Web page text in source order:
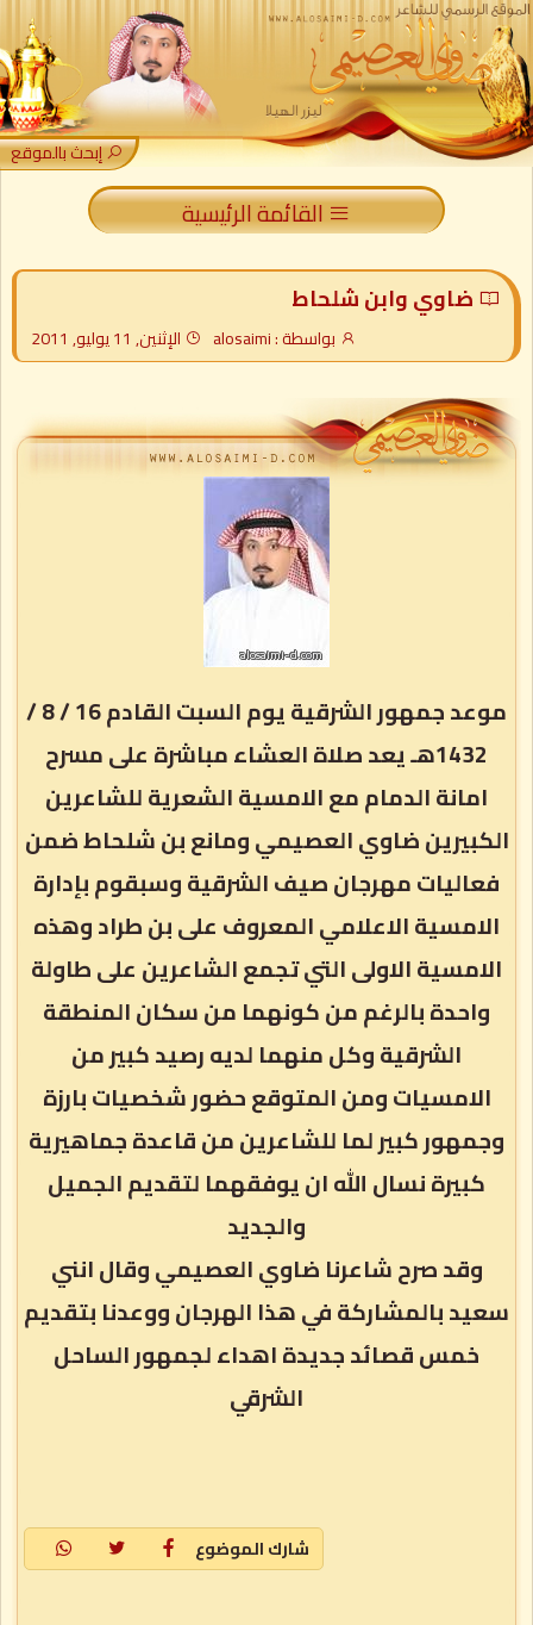
إبحث بالموقع
القائمة الرئيسية
ضاوي وابن شلحاط
بواسطة : alosaimi الإثنين, 11 يوليو, 2011
موعد جمهور الشرقية يوم السبت القادم 16 / 8 /
1432هـ يعد صلاة العشاء مباشرة على مسرح
امانة الدمام مع الامسية الشعرية للشاعرين
الكبيرين ضاوي العصيمي ومانع بن شلحاط ضمن
فعاليات مهرجان صيف الشرقية وسبقوم بإدارة
الامسية الاعلامي المعروف على بن طراد وهذه
الامسية الاولى التي تجمع الشاعرين على طاولة
واحدة بالرغم من كونهما من سكان المنطقة
الشرقية وكل منهما لديه رصيد كبير من
الامسيات ومن المتوقع حضور شخصيات بارزة
وجمهور كبير لما للشاعرين من قاعدة جماهيرية
كبيرة نسال الله ان يوفقهما لتقديم الجميل
والجديد
وقد صرح شاعرنا ضاوي العصيمي وقال انني
سعيد بالمشاركة في هذا الهرجان ووعدنا بتقديم
خمس قصائد جديدة اهداء لجمهور الساحل
الشرقي
شارك الموضوع